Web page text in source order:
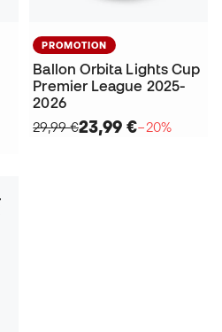
PROMOTION
Ballon Orbita Lights Cup
Premier League 2025-
2026
29,99 €23,99 €−20%